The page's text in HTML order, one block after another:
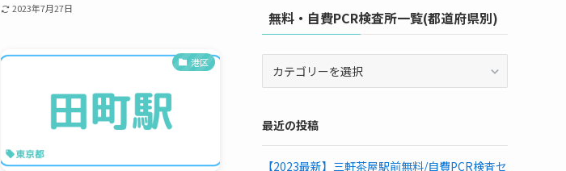
2023年7月27日
港区
無料・自費PCR検査所一覧(都道府県別)
料・
PCR
検
最近の投稿
【2023最新】三軒茶屋駅前無料/自費PCR検査セ